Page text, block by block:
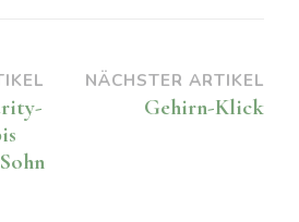
NÄCHSTER ARTIKEL
Gehirn-Klick